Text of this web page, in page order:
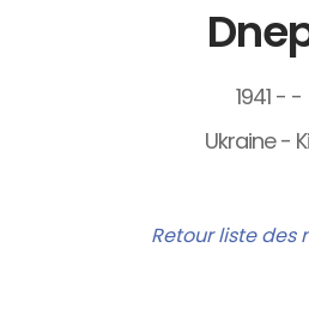
1941 - -
Ukraine -
Retour liste des